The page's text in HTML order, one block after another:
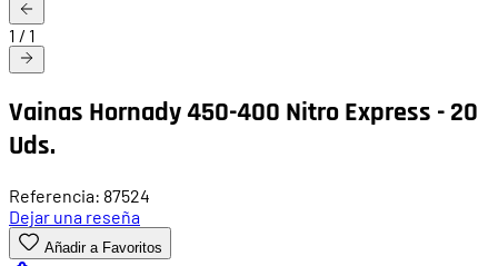
1 / 1
Vainas Hornady 450-400 Nitro Express - 20
Uds.
Referencia: 87524
Dejar una reseña
Añadir a Favoritos